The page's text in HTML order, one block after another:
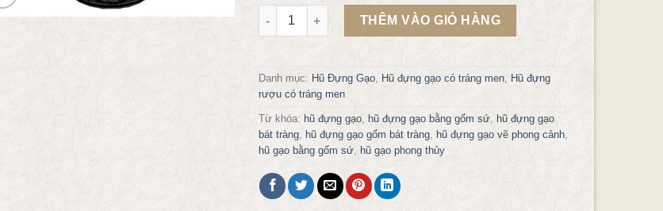
Hũ đựng gạo vẽ cảnh Tùng Chùa 10Kg số lượng
THÊM VÀO GIỎ HÀNG
Danh mục: Hũ Đựng Gạo, Hũ đựng gạo có tráng men,
Hũ đựng
rượu có tráng men
Từ khóa: hũ đựng gạo, hũ đựng gạo bằng gốm sứ,
hũ đựng gạo
bát tràng, hũ đựng gạo gốm bát tràng, hũ đựng gạo vẽ phong cảnh,
hũ gạo bằng gốm sứ, hũ gạo phong thủy